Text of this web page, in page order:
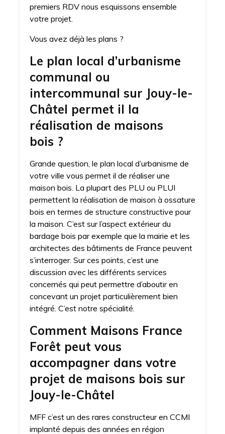
premiers RDV nous esquissons ensemble
votre projet.
Vous avez déjà les plans ?
Le plan local d’urbanisme
communal ou
intercommunal sur Jouy-le-
Châtel permet il la
réalisation de maisons
bois ?
Grande question, le plan local d’urbanisme de
votre ville vous permet il de réaliser une
maison bois. La plupart des PLU ou PLUI
permettent la réalisation de maison à ossature
bois en termes de structure constructive pour
la maison. C’est sur l’aspect extérieur du
bardage bois par exemple que la mairie et les
architectes des bâtiments de France peuvent
s’interroger. Sur ces points, c’est une
discussion avec les différents services
concernés qui peut permettre d’aboutir en
concevant un projet particulièrement bien
intégré. C’est notre spécialité.
Comment Maisons France
Forêt peut vous
accompagner dans votre
projet de maisons bois sur
Jouy-le-Châtel
MFF c’est un des rares constructeur en CCMI
implanté depuis des années en région